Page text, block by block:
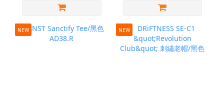
NEW NEW